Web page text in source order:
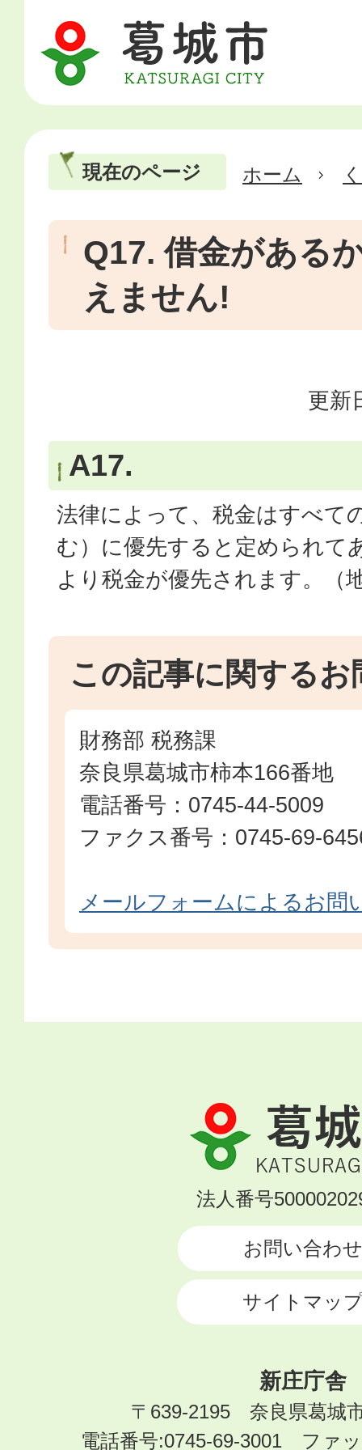
現在のページ ホーム
Q17. 借金がある
えません!
更新
A17.
法律によって、税金はすべて
む）に優先すると定められて
より税金が優先されます。（
この記事に関するお
財務部 税務課
奈良県葛城市柿本166番地
電話番号：0745-44-5009
ファクス番号：0745-69-
メールフォームによるお問
葛
城
市
KATSURAGI
法人番号
お問い合わせ
サイトマッ
新庄庁舎
〒639-2195 奈良県葛城
電話番号:0745-69-3001 ファ